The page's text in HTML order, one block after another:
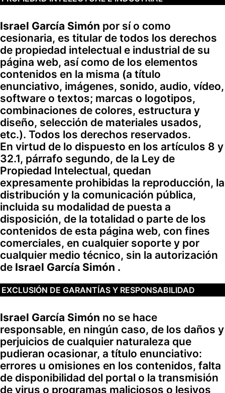
Israel García Simón por sí o como
cesionaria, es titular de todos los derechos
de propiedad intelectual e industrial de su
página web, así como de los elementos
contenidos en la misma (a título
enunciativo, imágenes, sonido, audio, vídeo,
software o textos; marcas o logotipos,
combinaciones de colores, estructura y
diseño, selección de materiales usados,
etc.). Todos los derechos reservados.
En virtud de lo dispuesto en los artículos 8 y
32.1, párrafo segundo, de la Ley de
Propiedad Intelectual, quedan
expresamente prohibidas la reproducción, la
distribución y la comunicación pública,
incluida su modalidad de puesta a
disposición, de la totalidad o parte de los
contenidos de esta página web, con fines
comerciales, en cualquier soporte y por
cualquier medio técnico, sin la autorización
de Israel García Simón .
EXCLUSIÓN DE GARANTÍAS Y RESPONSABILIDAD
Israel García Simón no se hace
responsable, en ningún caso, de los daños y
perjuicios de cualquier naturaleza que
pudieran ocasionar, a título enunciativo:
errores u omisiones en los contenidos, falta
de disponibilidad del portal o la transmisión
de virus o programas maliciosos o lesivos